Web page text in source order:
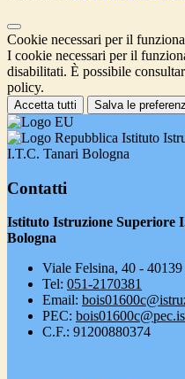
Cookie necessari per il
I cookie necessari per il
disabilitati. È possibile
policy.
Accetta tutti Salva le
Istituto
I.T.C. Tanari Bologna
Contatti
Istituto Istruzione Superiore
Bologna
Viale Felsina, 40 -
Tel: 051-2170381
Email:
PEC:
C.F.: 91200880374